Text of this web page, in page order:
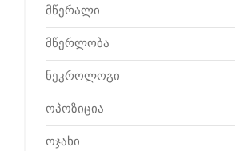
მწერალი
მწერლობა
ნეკროლოგი
ოპოზიცია
ოჯახი